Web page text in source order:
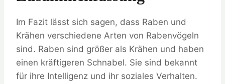
Im Fazit lässt sich sagen, dass Raben und
Krähen verschiedene Arten von Rabenvögeln
sind. Raben sind größer als Krähen und haben
einen kräftigeren Schnabel. Sie sind bekannt
für ihre Intelligenz und ihr soziales Verhalten.